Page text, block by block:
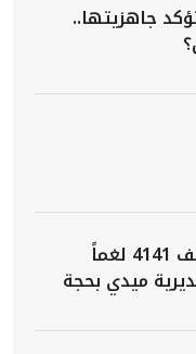
جاهزيتها..
مشروع "مسام" يتلف 4141 لغماً
ميدي بحجة